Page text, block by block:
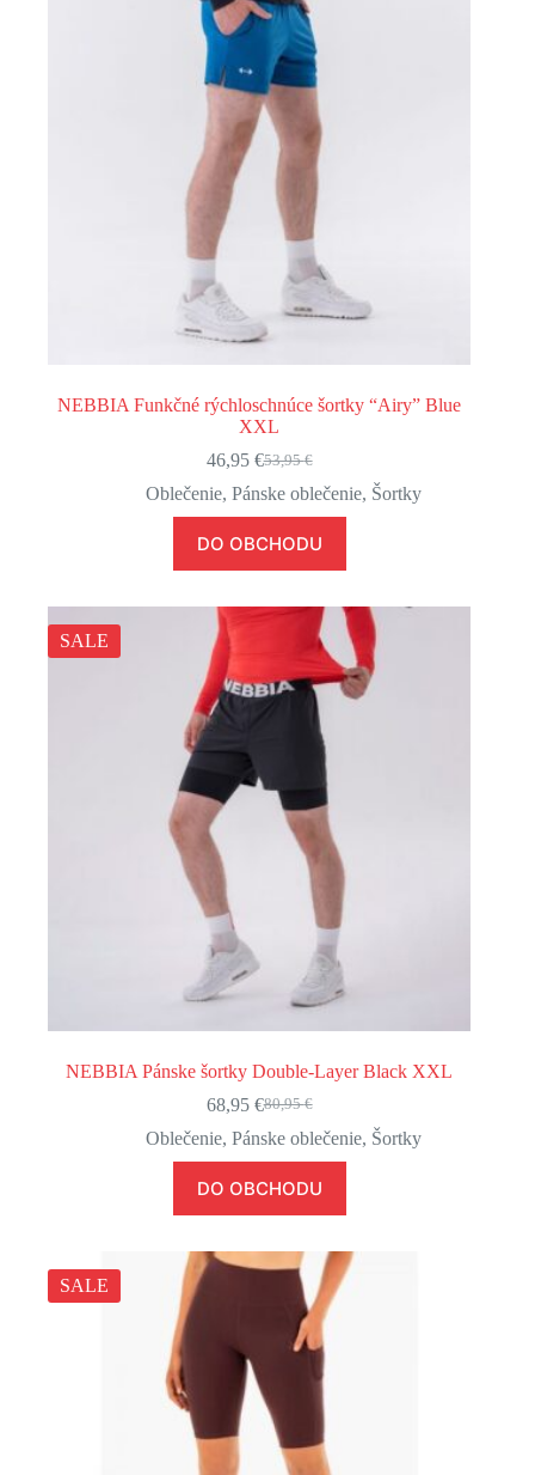
NEBBIA Funkčné rýchloschnúce šortky “Airy” Blue
XXL
53,95€
Pôvodná
cena
bola:
53,95 €.
46,95 €Aktuálna
cena
je:
46,95 €.
Oblečenie, Pánske oblečenie, Šortky
DO OBCHODU
SALE
NEBBIA Pánske šortky Double-Layer Black XXL
80,95€
Pôvodná
cena
80,95 €.
68,95 €Aktuálna
cena
68,95 €.
Oblečenie, Pánske oblečenie, Šortky
DO OBCHODU
SALE